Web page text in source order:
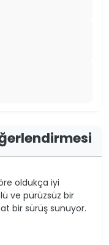
oldukça iyi
ve pürüzsüz bir
bir sürüş sunuyor.